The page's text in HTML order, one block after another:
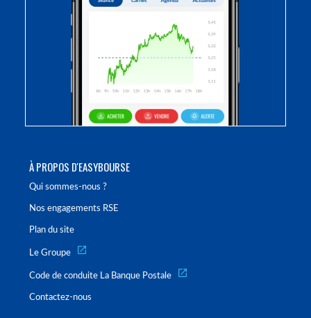
À PROPOS D'EASYBOURSE
Qui sommes-nous ?
Nos engagements RSE
Plan du site
Le Groupe
Code de conduite La Banque Postale
Contactez-nous